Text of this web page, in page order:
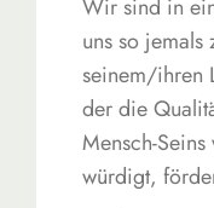
Wir sind in
uns so jemals
seinem/ihren
der die
Mensch-
würdigt,